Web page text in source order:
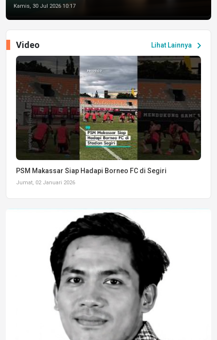
Kamis, 30 Jul 2026 10:17
Lihat Lainnya chevron_right
Video
PSM Makassar Siap Hadapi Borneo FC di Segiri
Jumat, 02 Januari 2026